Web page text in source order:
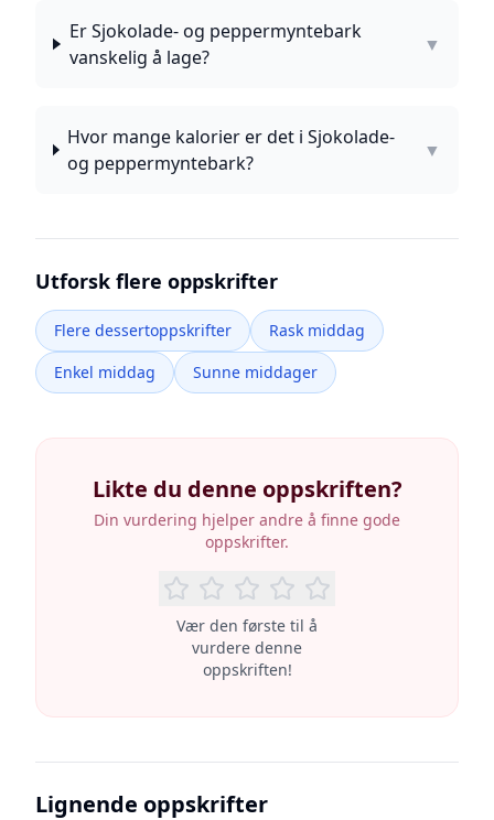
Er Sjokolade- og peppermyntebark
vanskelig å lage?
▼
Hvor mange kalorier er det i Sjokolade-
og peppermyntebark?
▼
Utforsk flere oppskrifter
Flere dessertoppskrifter
Rask middag
Enkel middag
Sunne middager
Likte du denne oppskriften?
Din vurdering hjelper andre å finne gode
oppskrifter.
Vær den første til å
vurdere denne
oppskriften!
Lignende oppskrifter